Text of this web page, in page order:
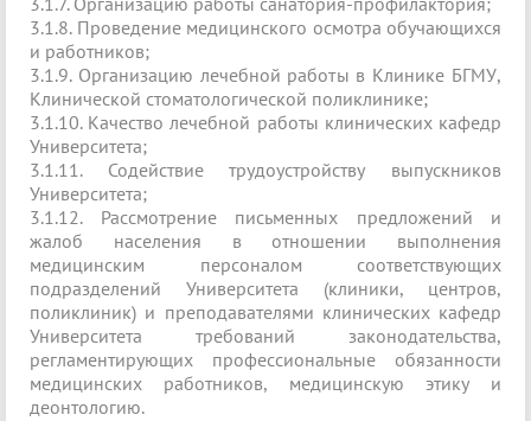
3.1.8. Проведение медицинского осмотра обучающихся
и работников;
3.1.9. Организацию лечебной работы в Клинике БГМУ,
Клинической стоматологической поликлинике;
3.1.10. Качество лечебной работы клинических кафедр
Университета;
3.1.11. Содействие трудоустройству выпускников
Университета;
3.1.12. Рассмотрение письменных предложений и
жалоб населения в отношении выполнения
медицинским персоналом соответствующих
подразделений Университета (клиники, центров,
поликлиник) и преподавателями клинических кафедр
Университета требований законодательства,
регламентирующих профессиональные обязанности
медицинских работников, медицинскую этику и
деонтологию.